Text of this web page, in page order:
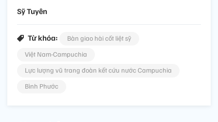
Sỹ Tuyên
Từ khóa:
Bàn giao hài cốt liệt sỹ
Việt Nam-Campuchia
Lực lượng vũ trang đoàn kết cứu nước Campuchia
Bình Phước